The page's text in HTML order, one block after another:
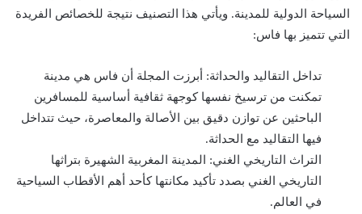
السياحة الدولية للمدينة. ويأتي هذا التصنيف نتيجة للخصائص الفريدة
التي تتميز بها فاس:
تداخل التقاليد والحداثة: أبرزت المجلة أن فاس هي مدينة
تمكنت من ترسيخ نفسها كوجهة ثقافية أساسية للمسافرين
الباحثين عن توازن دقيق بين الأصالة والمعاصرة، حيث تتداخل
فيها التقاليد مع الحداثة.
التراث التاريخي الغني: المدينة المغربية الشهيرة بتراثها
التاريخي الغني بصدد تأكيد مكانتها كأحد أهم الأقطاب السياحية
في العالم.